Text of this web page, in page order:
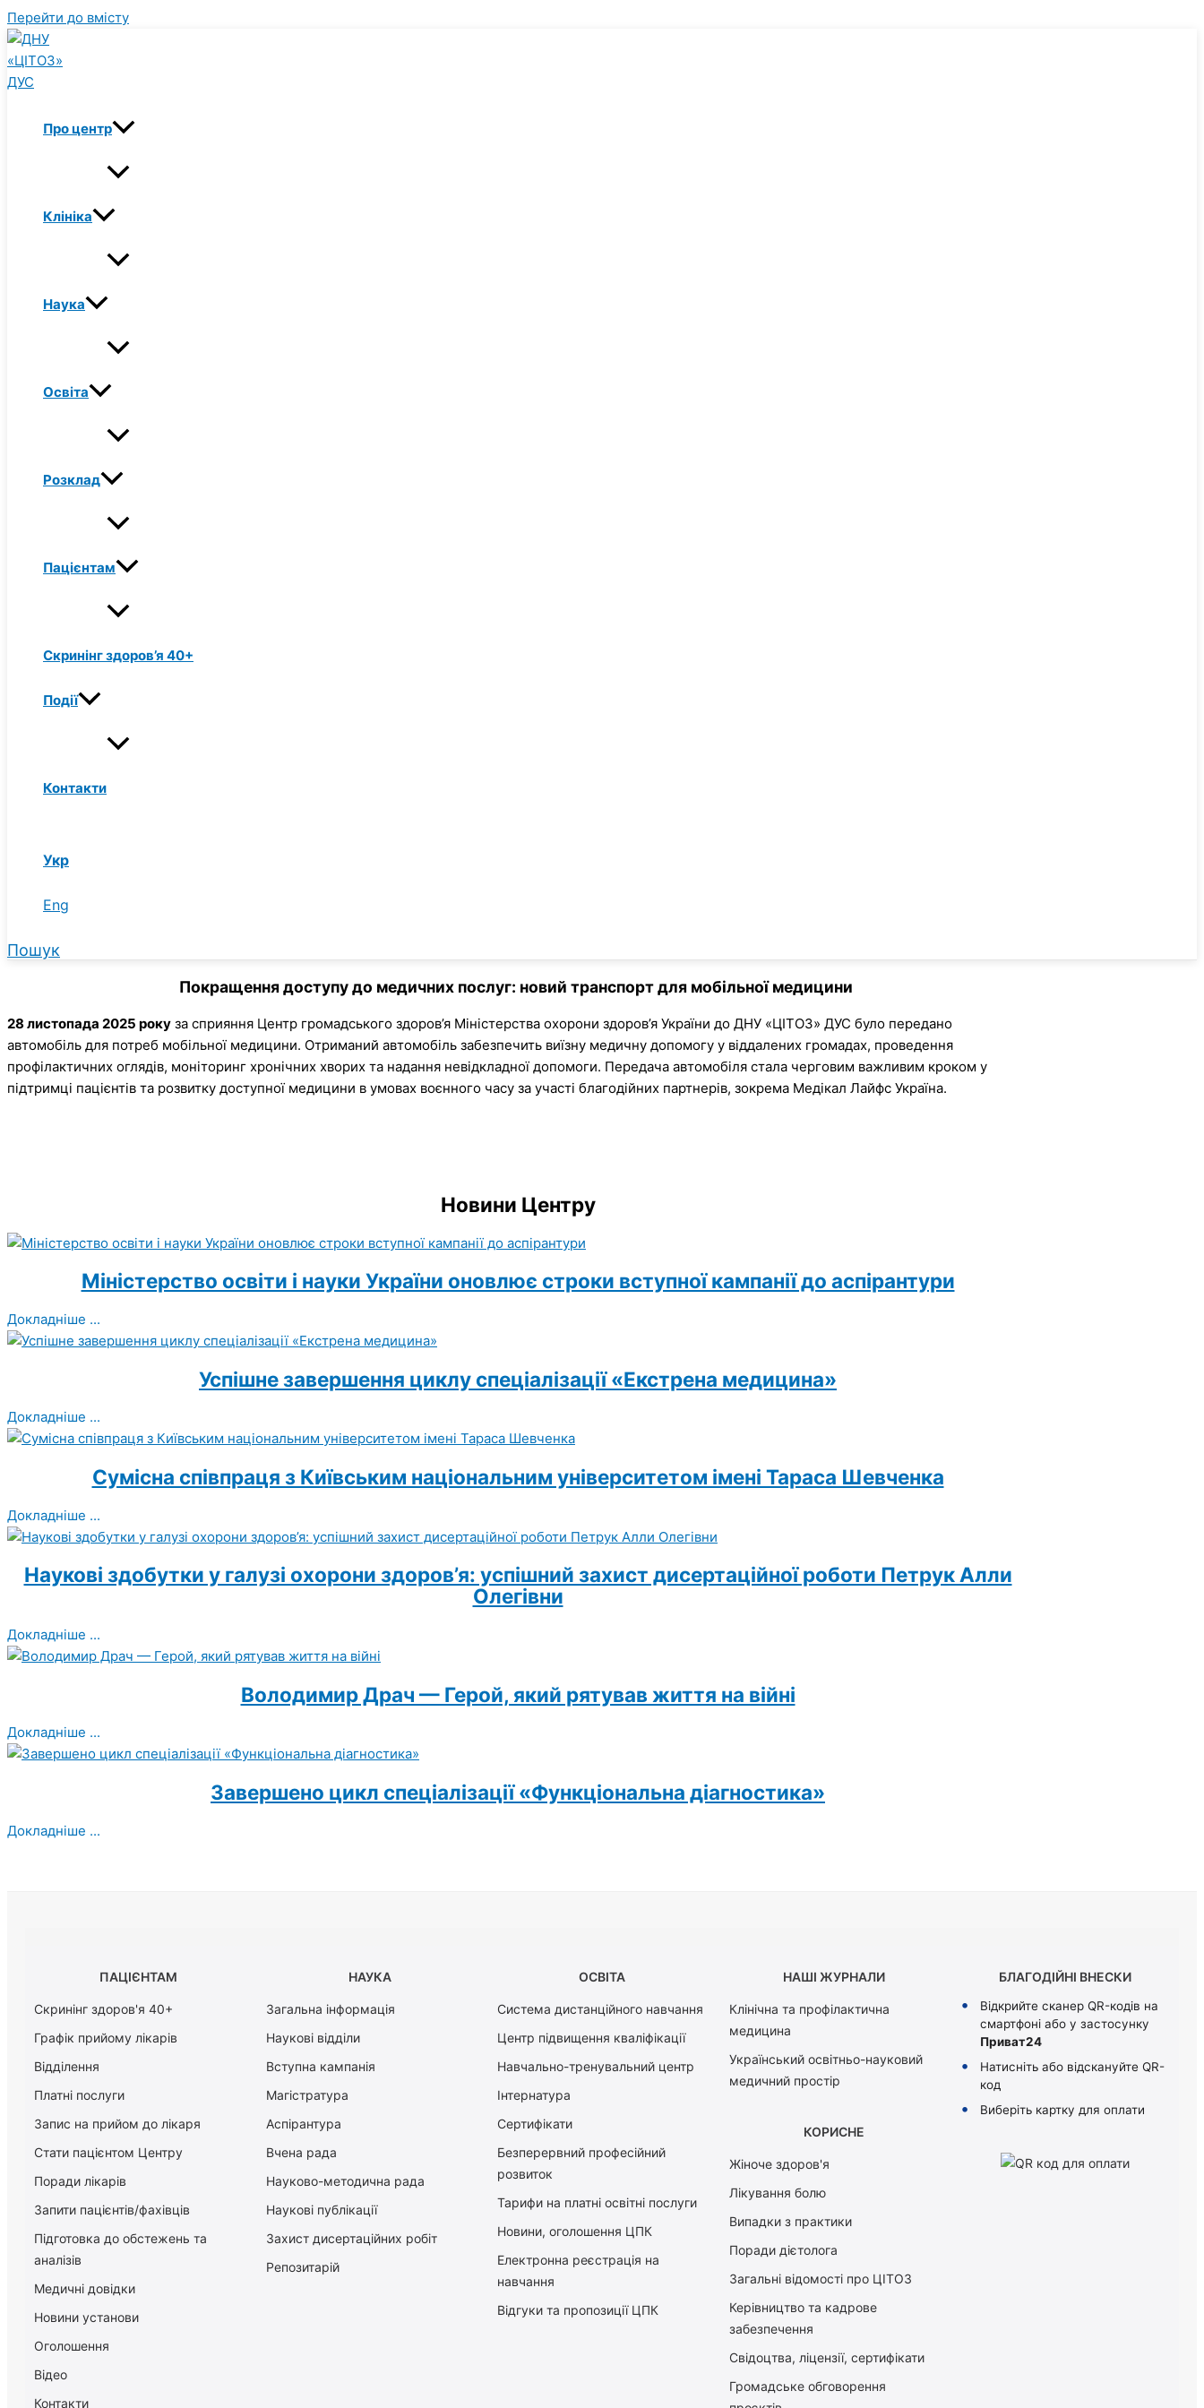
Перейти до вмісту
Про центр
Клініка
Наука
Освіта
Розклад
Пацієнтам
Скринінг здоров’я 40+
Події
Контакти
Укр
Eng
Пошук
Покращення доступу до медичних послуг: новий транспорт для мобільної медицини
28 листопада 2025 року за сприяння Центр громадського здоров’я Міністерства охорони здоров’я України до ДНУ «ЦІТОЗ» ДУС було передано
автомобіль для потреб мобільної медицини. Отриманий автомобіль забезпечить виїзну медичну допомогу у віддалених громадах, проведення
профілактичних оглядів, моніторинг хронічних хворих та надання невідкладної допомоги. Передача автомобіля стала черговим важливим кроком у
підтримці пацієнтів та розвитку доступної медицини в умовах воєнного часу за участі благодійних партнерів, зокрема Медікал Лайфс Україна.
Новини Центру
Міністерство освіти і науки України оновлює строки вступної кампанії до аспірантури
Докладніше ...
Успішне завершення циклу спеціалізації «Екстрена медицина»
Докладніше ...
Сумісна співпраця з Київським національним університетом імені Тараса Шевченка
Докладніше ...
Наукові здобутки у галузі охорони здоров’я: успішний захист дисертаційної роботи Петрук Алли
Олегівни
Докладніше ...
Володимир Драч — Герой, який рятував життя на війні
Докладніше ...
Завершено цикл спеціалізації «Функціональна діагностика»
Докладніше ...
ПАЦІЄНТАМ
Скринінг здоров'я 40+
Графік прийому лікарів
Відділення
Платні послуги
Запис на прийом до лікаря
Стати пацієнтом Центру
Поради лікарів
Запити пацієнтів/фахівців
Підготовка до обстежень та
аналізів
Медичні довідки
Новини установи
Оголошення
Відео
Контакти
НАУКА
Загальна інформація
Наукові відділи
Вступна кампанія
Магістратура
Аспірантура
Вчена рада
Науково-методична рада
Наукові публікації
Захист дисертаційних робіт
Репозитарій
ОСВІТА
Система дистанційного навчання
Центр підвищення кваліфікації
Навчально-тренувальний центр
Інтернатура
Сертифікати
Безперервний професійний
розвиток
Тарифи на платні освітні послуги
Новини, оголошення ЦПК
Електронна реєстрація на
навчання
Відгуки та пропозиції ЦПК
НАШІ ЖУРНАЛИ
Клінічна та профілактична
медицина
Український освітньо-науковий
медичний простір
КОРИСНЕ
Жіноче здоров'я
Лікування болю
Випадки з практики
Поради дієтолога
Загальні відомості про ЦІТОЗ
Керiвництво та кадрове
забезпечення
Свідоцтва, ліцензії, сертифікати
Громадське обговорення
БЛАГОДІЙНІ ВНЕСКИ
Відкрийте сканер QR-кодів на
смартфоні або у застосунку
Приват24
Натисніть або відскануйте QR-
код
Виберіть картку для оплати